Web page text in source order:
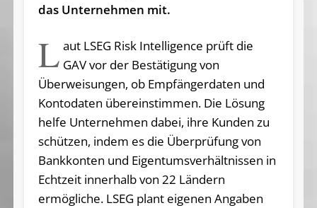
das Unternehmen mit.
L aut LSEG Risk Intelligence prüft die
GAV vor der Bestätigung von
Überweisungen, ob Empfängerdaten und
Kontodaten übereinstimmen. Die Lösung
helfe Unternehmen dabei, ihre Kunden zu
schützen, indem es die Überprüfung von
Bankkonten und Eigentumsverhältnissen in
Echtzeit innerhalb von 22 Ländern
ermögliche. LSEG plant eigenen Angaben